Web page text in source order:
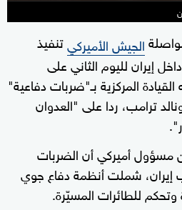
الجيش الأميركيتنفيذ
إيران لليوم الثاني على
المركزية بـ"ضربات دفاعية"
ترامب، ردا على "العدوان
أميركي أن الضربات
شملت أنظمة دفاع جوي
للطائرات المسيّرة.